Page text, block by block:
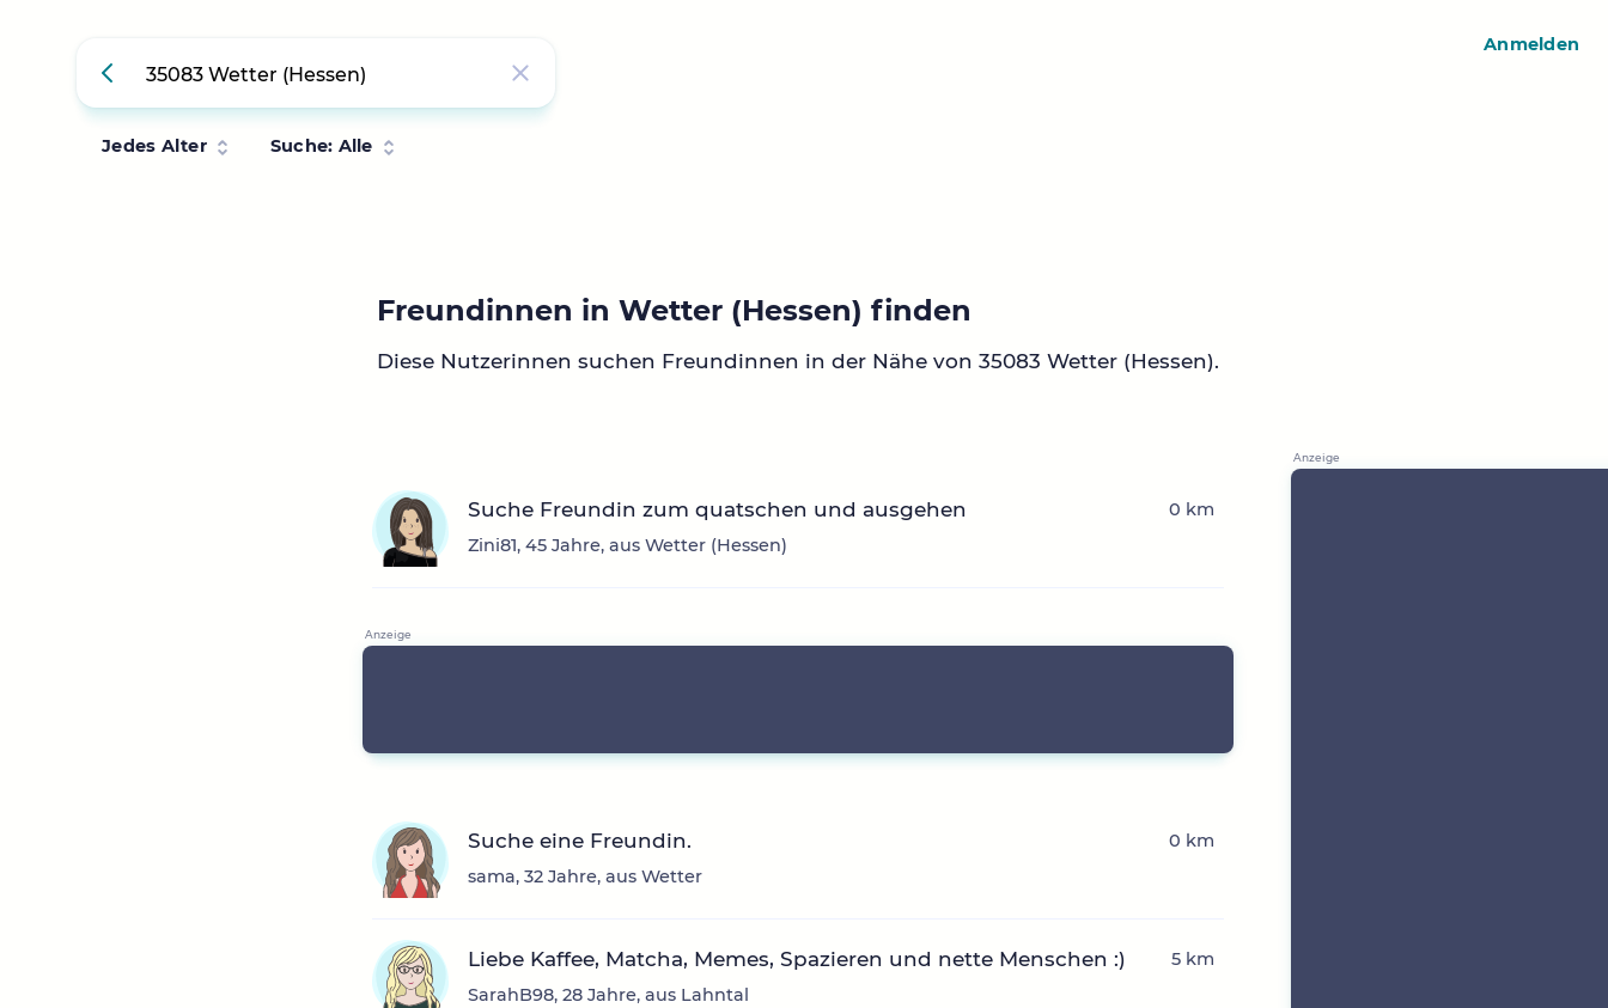
Jedes Alter Suche: Alle
Freundinnen in Wetter (Hessen) finden
Diese Nutzerinnen suchen Freundinnen in der Nähe von 35083 Wetter (Hessen).
Suche Freundin zum quatschen und ausgehen
Zini81, 45 Jahre, aus Wetter (Hessen)
0 km
Suche eine Freundin.
sama, 32 Jahre, aus Wetter
0 km
Liebe Kaffee, Matcha, Memes, Spazieren und nette Menschen :)
SarahB98, 28 Jahre, aus Lahntal
5 km
Anmelden